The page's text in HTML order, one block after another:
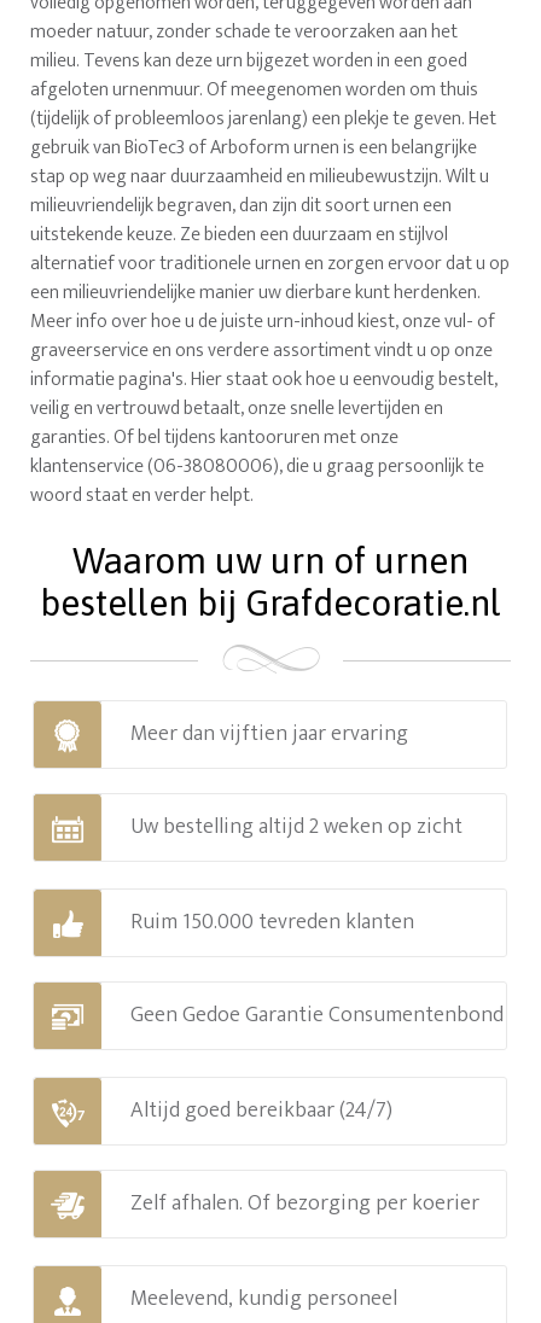
moeder natuur, zonder schade te veroorzaken aan het
milieu. Tevens kan deze urn bijgezet worden in een goed
afgeloten urnenmuur. Of meegenomen worden om thuis
(tijdelijk of probleemloos jarenlang) een plekje te geven. Het
gebruik van BioTec3 of Arboform urnen is een belangrijke
stap op weg naar duurzaamheid en milieubewustzijn. Wilt u
milieuvriendelijk begraven, dan zijn dit soort urnen een
uitstekende keuze. Ze bieden een duurzaam en stijlvol
alternatief voor traditionele urnen en zorgen ervoor dat u op
een milieuvriendelijke manier uw dierbare kunt herdenken.
Meer info over hoe u de juiste urn-inhoud kiest, onze vul- of
graveerservice en ons verdere assortiment vindt u op onze
informatie pagina's. Hier staat ook hoe u eenvoudig bestelt,
veilig en vertrouwd betaalt, onze snelle levertijden en
garanties. Of bel tijdens kantooruren met onze
klantenservice (06-38080006), die u graag persoonlijk te
woord staat en verder helpt.
Waarom uw urn of urnen
bestellen bij Grafdecoratie.nl
Meer dan vijftien jaar ervaring
Uw bestelling altijd 2 weken op zicht
Ruim 150.000 tevreden klanten
Geen Gedoe Garantie Consumentenbond
Altijd goed bereikbaar (24/7)
Zelf afhalen. Of bezorging per koerier
Meelevend, kundig personeel